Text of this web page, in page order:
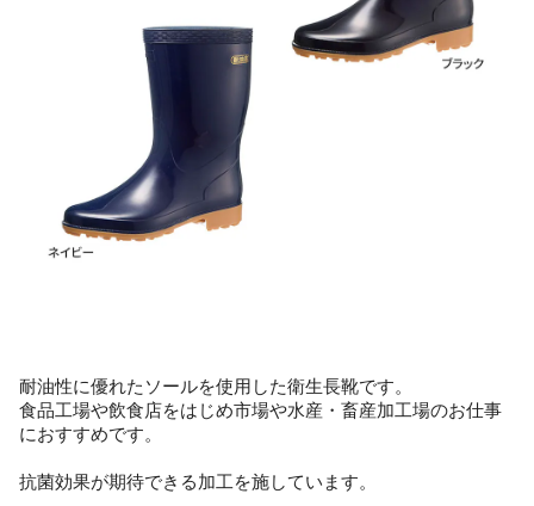
耐油性に優れたソールを使用した衛生長靴です。
食品工場や飲食店をはじめ市場や水産・畜産加工場のお仕事
におすすめです。
抗菌効果が期待できる加工を施しています。